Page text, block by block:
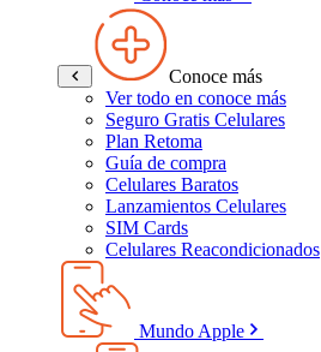
Conoce más
Ver todo en conoce más
Seguro Gratis Celulares
Plan Retoma
Guía de compra
Celulares Baratos
Lanzamientos Celulares
SIM Cards
Celulares Reacondicionados
Mundo Apple